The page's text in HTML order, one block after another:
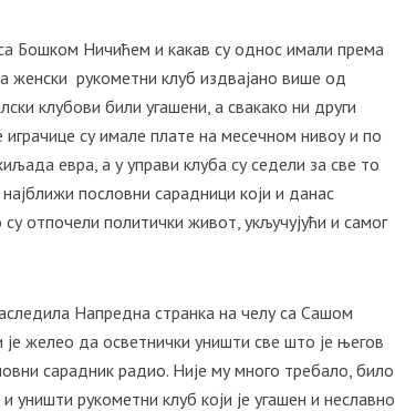
Бошком Ничићем и какав су однос имали према
женски рукометни клуб издвајано више од
клубови били угашени, а свакако ни други
су имале плате на месечном нивоу и по
евра, а у управи клуба су седели за све то
пословни сарадници који и данас
отпочели политички живот, укључујући и самог
Напредна странка на челу са Сашом
желео да осветнички уништи све што је његов
сарадник радио. Није му много требало, било
рукометни клуб који је угашен и неславно